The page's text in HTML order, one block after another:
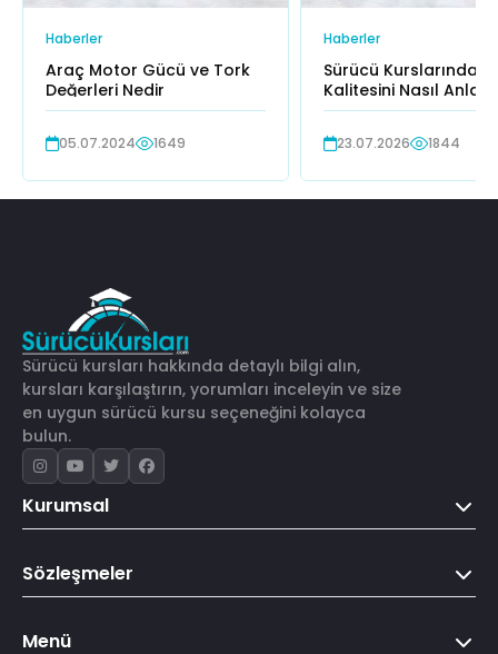
Haberler
Araç Motor Gücü ve Tork
Değerleri Nedir
05.07.2024 1649
Haberler
Sürücü Kurslarında
Kalitesini Nasıl
23.07.2026 1844
Sürücü kursları hakkında detaylı bilgi alın,
kursları karşılaştırın, yorumları inceleyin ve size
en uygun sürücü kursu seçeneğini kolayca
bulun.
Kurumsal
Sözleşmeler
Menü